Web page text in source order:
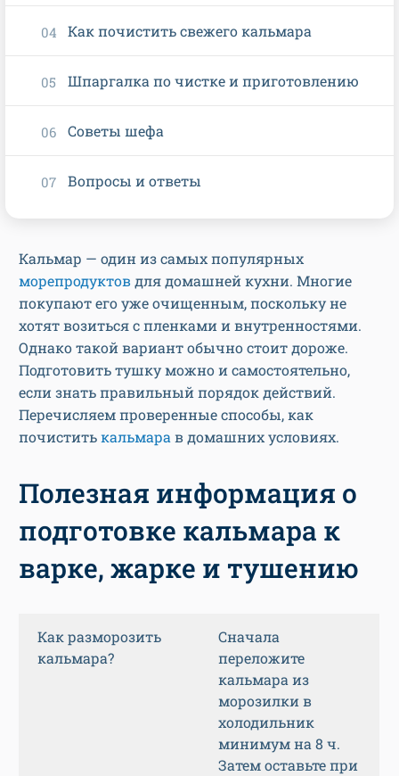
Кальмар — один из самых популярных
морепродуктовдля домашней кухни. Многие
покупают его уже очищенным, поскольку не
хотят возиться с пленками и внутренностями.
Однако такой вариант обычно стоит дороже.
Подготовить тушку можно и самостоятельно,
если знать правильный порядок действий.
Перечисляем проверенные способы, как
почиститькальмарав домашних условиях.
Полезная информация о
подготовке кальмара к
варке, жарке и тушению
Как разморозить
кальмара?
Сначала
переложите
кальмара из
морозилки в
холодильник
минимум на 8 ч.
Затем оставьте при
Как почистить свежего кальмара
Шпаргалка по чистке и приготовлению
Советы шефа
Вопросы и ответы